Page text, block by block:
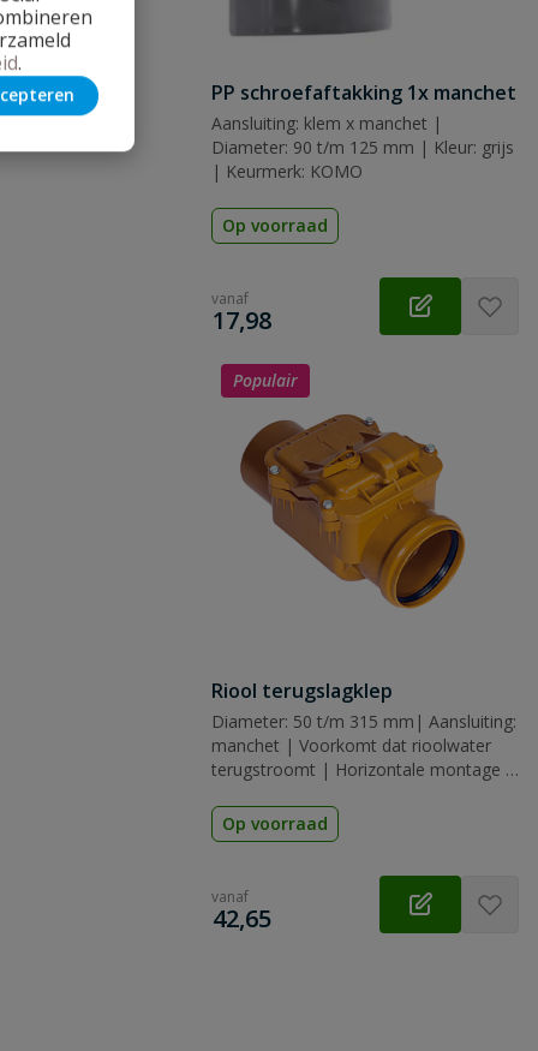
.
PP schroefaftakking 1x manchet
Aansluiting: klem x manchet |
Diameter: 90 t/m 125 mm | Kleur: grijs
| Keurmerk: KOMO
Op voorraad
vanaf
€
17,98
Populair
Riool terugslagklep
Diameter: 50 t/m 315 mm| Aansluiting:
manchet | Voorkomt dat rioolwater
terugstroomt | Horizontale montage |
Op voorraad
vanaf
€
42,65